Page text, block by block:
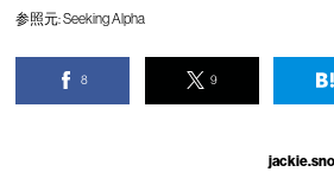
参照元:Seeking Alpha
8 9